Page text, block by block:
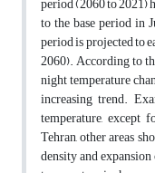
to the base period in
period is projected to
2060). According to
night temperature
increasing trend.
temperature, except
Tehran, other areas
density and